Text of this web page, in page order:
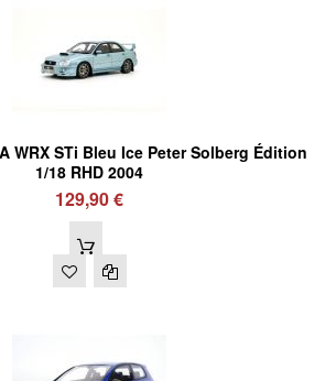
WRX STi Bleu Ice Peter Solberg Édition
1/18 RHD 2004
129,90 €